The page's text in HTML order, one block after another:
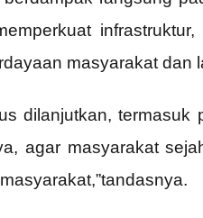
masyarakat dan
dilanjutkan,
agar masyarakat